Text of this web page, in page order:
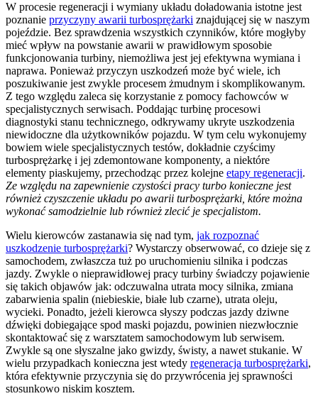
W procesie regeneracji i wymiany układu doładowania istotne jest
poznanie przyczyny awarii turbosprężarki znajdującej się w naszym
pojeździe. Bez sprawdzenia wszystkich czynników, które mogłyby
mieć wpływ na powstanie awarii w prawidłowym sposobie
funkcjonowania turbiny, niemożliwa jest jej efektywna wymiana i
naprawa. Ponieważ przyczyn uszkodzeń może być wiele, ich
poszukiwanie jest zwykle procesem żmudnym i skomplikowanym.
Z tego względu zaleca się korzystanie z pomocy fachowców w
specjalistycznych serwisach. Poddając turbinę procesowi
diagnostyki stanu technicznego, odkrywamy ukryte uszkodzenia
niewidoczne dla użytkowników pojazdu. W tym celu wykonujemy
bowiem wiele specjalistycznych testów, dokładnie czyścimy
turbosprężarkę i jej zdemontowane komponenty, a niektóre
elementy piaskujemy, przechodząc przez kolejne etapy regeneracji.
Ze względu na zapewnienie czystości pracy turbo konieczne jest
również czyszczenie układu po awarii turbosprężarki, które można
wykonać samodzielnie lub również zlecić je specjalistom.
Wielu kierowców zastanawia się nad tym, jak rozpoznać
uszkodzenie turbosprężarki? Wystarczy obserwować, co dzieje się z
samochodem, zwłaszcza tuż po uruchomieniu silnika i podczas
jazdy. Zwykle o nieprawidłowej pracy turbiny świadczy pojawienie
się takich objawów jak: odczuwalna utrata mocy silnika, zmiana
zabarwienia spalin (niebieskie, białe lub czarne), utrata oleju,
wycieki. Ponadto, jeżeli kierowca słyszy podczas jazdy dziwne
dźwięki dobiegające spod maski pojazdu, powinien niezwłocznie
skontaktować się z warsztatem samochodowym lub serwisem.
Zwykle są one słyszalne jako gwizdy, świsty, a nawet stukanie. W
wielu przypadkach konieczna jest wtedy regeneracja turbosprężarki,
która efektywnie przyczynia się do przywrócenia jej sprawności
stosunkowo niskim kosztem.